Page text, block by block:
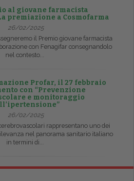
al giovane farmacista
premiazione a Cosmofarma
26/02/2025
il Premio giovane farmacista
con Fenagifar consegnandolo
nel contesto...
Profar, il 27 febbraio
con “Prevenzione
e monitoraggio
26/02/2025
rappresentano uno dei
nel panorama sanitario italiano
in termini di...